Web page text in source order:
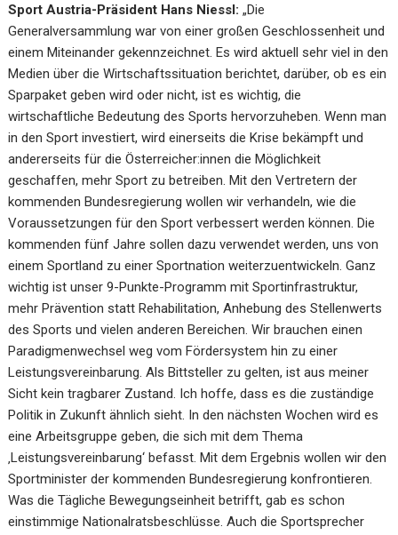
Sport Austria-Präsident Hans Niessl: „Die
Generalversammlung war von einer großen Geschlossenheit und
einem Miteinander gekennzeichnet. Es wird aktuell sehr viel in den
Medien über die Wirtschaftssituation berichtet, darüber, ob es ein
Sparpaket geben wird oder nicht, ist es wichtig, die
wirtschaftliche Bedeutung des Sports hervorzuheben. Wenn man
in den Sport investiert, wird einerseits die Krise bekämpft und
andererseits für die Österreicher:innen die Möglichkeit
geschaffen, mehr Sport zu betreiben. Mit den Vertretern der
kommenden Bundesregierung wollen wir verhandeln, wie die
Voraussetzungen für den Sport verbessert werden können. Die
kommenden fünf Jahre sollen dazu verwendet werden, uns von
einem Sportland zu einer Sportnation weiterzuentwickeln. Ganz
wichtig ist unser 9-Punkte-Programm mit Sportinfrastruktur,
mehr Prävention statt Rehabilitation, Anhebung des Stellenwerts
des Sports und vielen anderen Bereichen. Wir brauchen einen
Paradigmenwechsel weg vom Fördersystem hin zu einer
Leistungsvereinbarung. Als Bittsteller zu gelten, ist aus meiner
Sicht kein tragbarer Zustand. Ich hoffe, dass es die zuständige
Politik in Zukunft ähnlich sieht. In den nächsten Wochen wird es
eine Arbeitsgruppe geben, die sich mit dem Thema
‚Leistungsvereinbarung‘ befasst. Mit dem Ergebnis wollen wir den
Sportminister der kommenden Bundesregierung konfrontieren.
Was die Tägliche Bewegungseinheit betrifft, gab es schon
einstimmige Nationalratsbeschlüsse. Auch die Sportsprecher